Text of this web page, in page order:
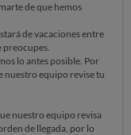
la política de
atentamente.
de que hemos
de vacaciones entre
preocupes.
lo antes posible. Por
nuestro equipo revise tu
nuestro equipo revisa
de llegada, por lo